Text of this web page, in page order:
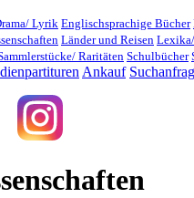
Lyrik Englischsprachige Bücher
Länder und Reisen
Raritäten Schulbücher
Ankauf